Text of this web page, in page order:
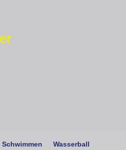
Schwimmen Wasserball